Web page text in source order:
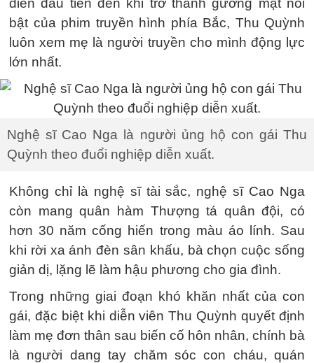
diễn đầu tiên đến khi trở thành gương mặt nổi
bật của phim truyền hình phía Bắc, Thu Quỳnh
luôn xem mẹ là người truyền cho mình động lực
lớn nhất.
Nghệ sĩ Cao Nga là người ủng hộ con gái Thu
Quỳnh theo đuổi nghiệp diễn xuất.
Không chỉ là nghệ sĩ tài sắc, nghệ sĩ Cao Nga
còn mang quân hàm Thượng tá quân đội, có
hơn 30 năm cống hiến trong màu áo lính. Sau
khi rời xa ánh đèn sân khấu, bà chọn cuộc sống
giản dị, lặng lẽ làm hậu phương cho gia đình.
Trong những giai đoạn khó khăn nhất của con
gái, đặc biệt khi diễn viên Thu Quỳnh quyết định
làm mẹ đơn thân sau biến cố hôn nhân, chính bà
là người dang tay chăm sóc con cháu, quán